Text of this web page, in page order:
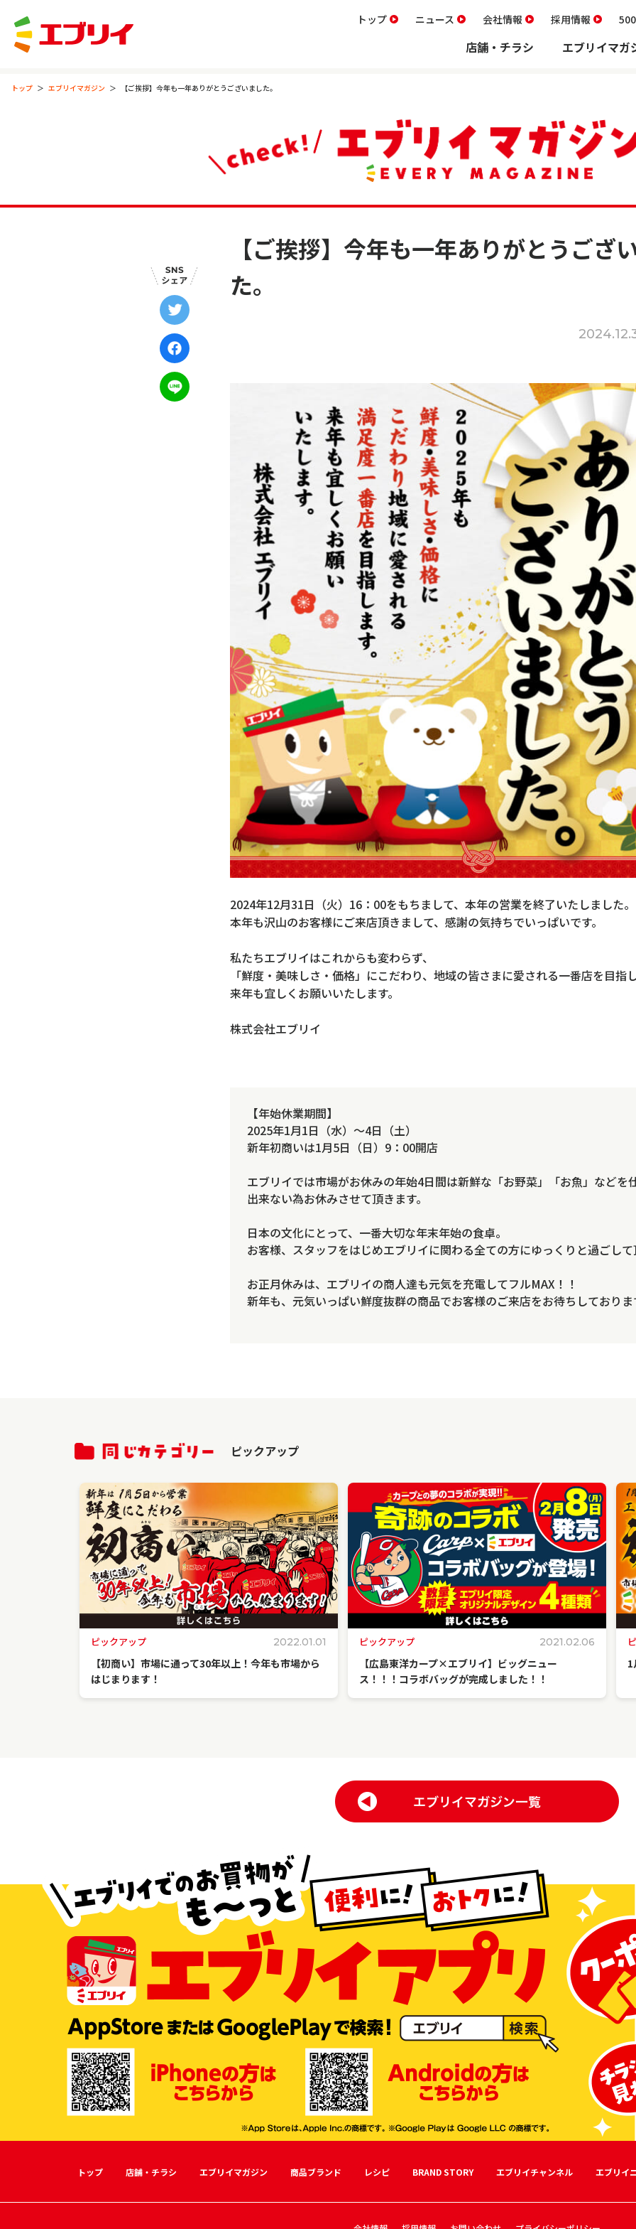
トップ ニュース 会社情報 採用情報
店舗・チラシ エブリイマガ
トップ エブリイマガジン 【ご挨拶】今年も一年ありがとうございました。
【ご挨拶】今年も一年ありがとうござ
た。
2024年12月31日（火）16：00をもちまして、本年の営業を終了いたしました。
本年も沢山のお客様にご来店頂きまして、感謝の気持ちでいっぱいです。
私たちエブリイはこれからも変わらず、
「鮮度・美味しさ・価格」にこだわり、地域の皆さまに愛される一番店を目指
来年も宜しくお願いいたします。
株式会社エブリイ
【年始休業期間】
2025年1月1日（水）～4日（土）
新年初商いは1月5日（日）9：00開店
エブリイでは市場がお休みの年始4日間は新鮮な「お野菜」「お魚」などを
出来ない為お休みさせて頂きます。
日本の文化にとって、一番大切な年末年始の食卓。
お客様、スタッフをはじめエブリイに関わる全ての方にゆっくりと過ごし
お正月休みは、エブリイの商人達も元気を充電してフルMAX！！
新年も、元気いっぱい鮮度抜群の商品でお客様のご来店をお待ちしており
ピックアップ
ピックアップ 2022.01.01
【初商い】市場に通って30年以上！今年も市場から
はじまります！
ピックアップ 2021.02.06
【広島東洋カープ×エブリイ】ビッグニュー
ス！！！コラボバッグが完成しました！！
1
トップ 店舗・チラシ エブリイマガジン 商品ブランド レシピ BRAND STORY エブリイチャンネル エブリイ